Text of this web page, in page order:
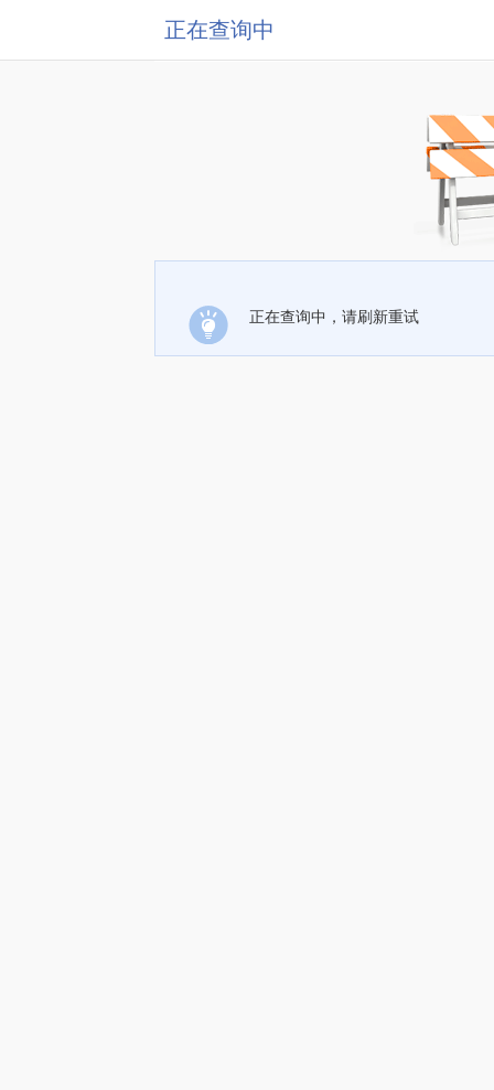
正在查询中
正在查询中，请刷新重试